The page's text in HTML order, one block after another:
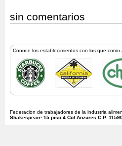
sin comentarios
Conoce los establecimientos con los que
Federación de trabajadores de la industria
Shakespeare 15 piso 4 Col Anzures C.P.